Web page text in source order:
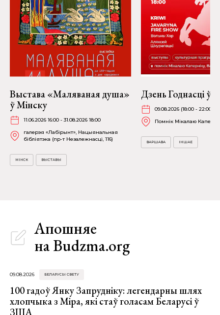
Выстава «Маляваная душа»
ў Мінску
11.06.2026 16:00 - 31.08.2026 18:00
галерэя «Лабірынт», Нацыянальная
бібліятэка (пр-т Незалежнасці, 116)
МІНСК ВЫСТАВЫ
Дзень Годнасці ў
09.08.2026 (18:00 - 22:00)
Помнік Мікалаю
ВАРШАВА ІНШАЕ
Апошняе
на Budzma.org
09.08.2026 БЕЛАРУСЫ СВЕТУ
100 гадоў Янку Запрудніку: легендарны шлях
хлопчыка з Міра, які стаў голасам Беларусі ў
ЗША